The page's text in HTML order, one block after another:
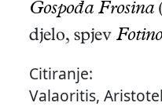
Gospođa Frosina (
djelo, spjev
Citiranje:
Valaoritis,